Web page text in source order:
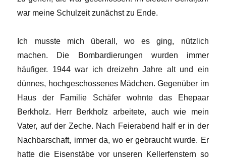
war meine Schulzeit zunächst zu Ende.
Ich musste mich überall, wo es ging, nützlich
machen. Die Bombardierungen wurden immer
häufiger. 1944 war ich dreizehn Jahre alt und ein
dünnes, hochgeschossenes Mädchen. Gegenüber im
Haus der Familie Schäfer wohnte das Ehepaar
Berkholz. Herr Berkholz arbeitete, auch wie mein
Vater, auf der Zeche. Nach Feierabend half er in der
Nachbarschaft, immer da, wo er gebraucht wurde. Er
hatte die Eisenstäbe vor unseren Kellerfenstern so